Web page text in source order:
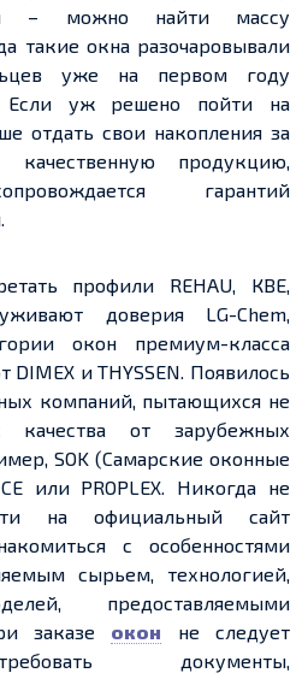
– можно найти массу
такие окна разочаровывали
уже на первом году
Если уж решено пойти на
отдать свои накопления за
качественную продукцию,
гарантий
профили REHAU, КВЕ,
доверия LG-Chem,
окон премиум-класса
и THYSSEN. Появилось
компаний, пытающихся не
качества от зарубежных
SOK (Самарские оконные
или PROPLEX. Никогда не
на официальный сайт
с особенностями
сырьем, технологией,
предоставляемыми
заказе окон не следует
документы,